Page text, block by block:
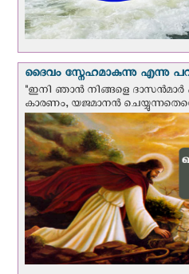
ദൈവം സ്നേഹമാകുന്നു എന്നു
"ഇനി ഞാന്‍ നിങ്ങളെ ദാസന്‍മാര്‍
കാരണം, യജമാനന്‍